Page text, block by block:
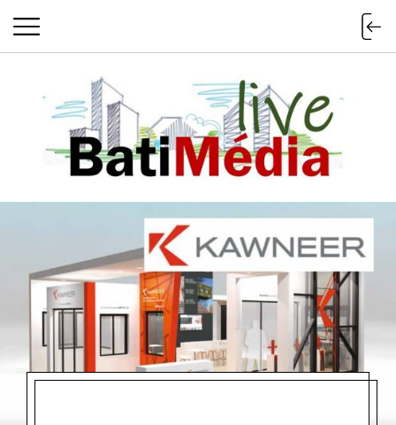
Batimedialive